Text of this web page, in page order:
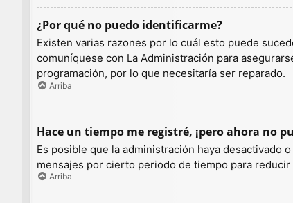
¿Por qué no puedo identificarme?
Existen varias razones por lo cuál esto puede
comuníquese con La Administración para
programación, por lo que necesitaría ser reparado.
Arriba
Hace un tiempo me registré, ¡pero ahora no
Es posible que la administración haya desactivado
mensajes por cierto periodo de tiempo para
Arriba